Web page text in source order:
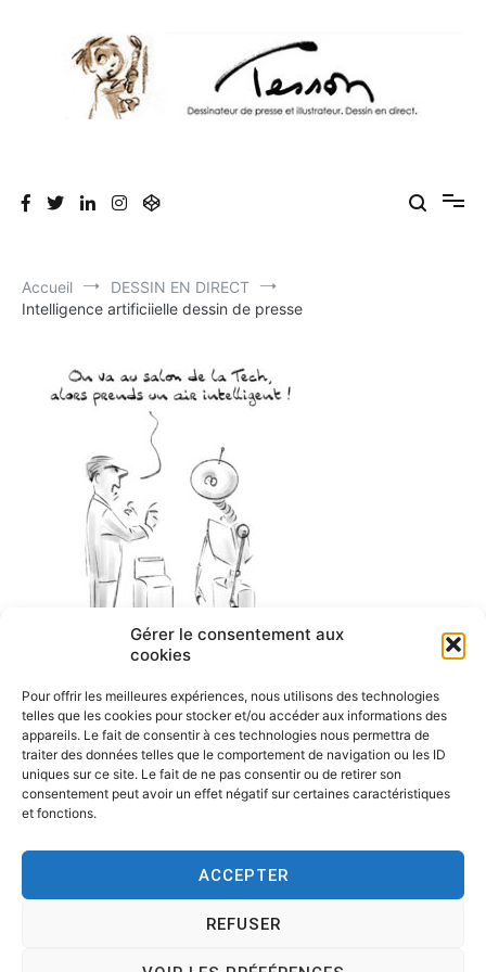
Gérer le consentement aux
cookies
Pour offrir les meilleures expériences, nous utilisons des technologies
telles que les cookies pour stocker et/ou accéder aux informations des
appareils. Le fait de consentir à ces technologies nous permettra de
traiter des données telles que le comportement de navigation ou les ID
uniques sur ce site. Le fait de ne pas consentir ou de retirer son
consentement peut avoir un effet négatif sur certaines caractéristiques
et fonctions.
ACCEPTER
REFUSER
direct, dessin humoristique, cartoonist.
direct lors des séminaires d'entreprise. Illustration et dessin
Accueil
DESSIN EN DIRECT
Intelligence artificiielle dessin de presse